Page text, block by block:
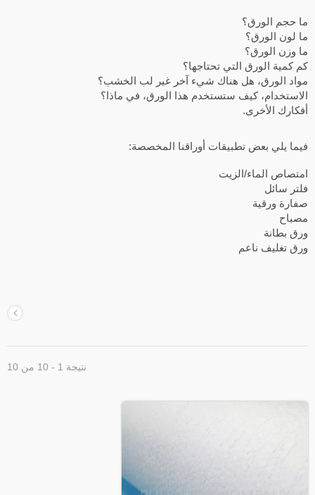
حجم الورق؟
لون الورق؟
وزن الورق؟
كمية الورق التي تحتاجها؟
الورق، هل هناك شيء آخر غير لب الخشب؟
كيف ستستخدم هذا الورق، في ماذا؟
الأخرى.
يلي بعض تطبيقات أوراقنا المخصصة:
الماء/الزيت
سائل
ورقية
بطانة
تغليف ناعم
نتيجة 1 - 10 من 10